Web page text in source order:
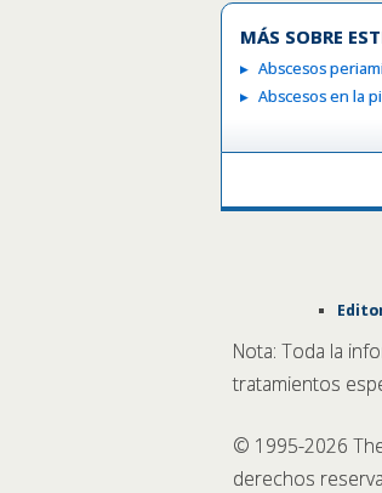
MÁS SOBRE
Abscesos
Abscesos en la
Nota: Toda la
tratamientos
© 1995-2026
derechos